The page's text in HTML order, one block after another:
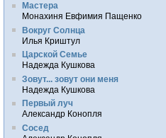
Мастера
Монахиня Евфимия Пащенко
Вокруг Солнца
Илья Криштул
Царской Семье
Надежда Кушкова
Зовут... зовут они меня
Надежда Кушкова
Первый луч
Александр Конопля
Сосед